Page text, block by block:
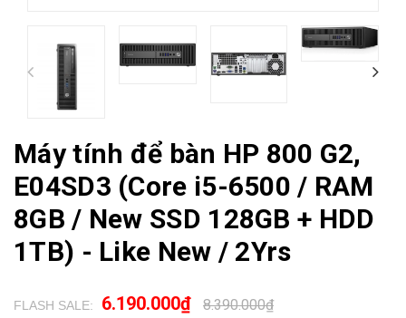
Máy tính để bàn HP 800 G2,
E04SD3 (Core i5-6500 / RAM
8GB / New SSD 128GB + HDD
1TB) - Like New / 2Yrs
FLASH SALE: 6.190.000₫ 8.390.000₫